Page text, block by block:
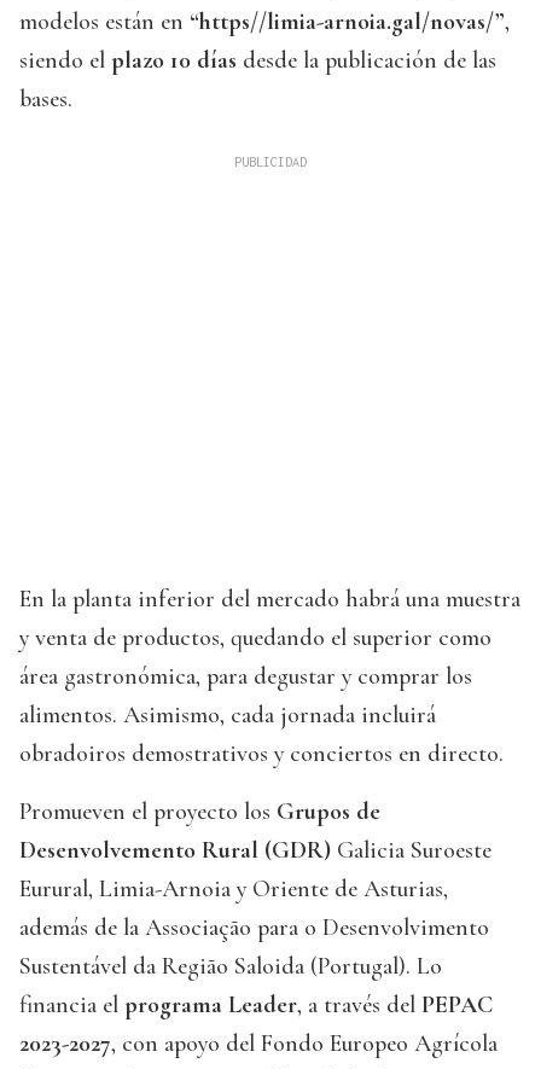
modelos están en “https//limia-arnoia.gal/novas/”,
siendo el plazo 10 días desde la publicación de las
bases.
En la planta inferior del mercado habrá una muestra
y venta de productos, quedando el superior como
área gastronómica, para degustar y comprar los
alimentos. Asimismo, cada jornada incluirá
obradoiros demostrativos y conciertos en directo.
Promueven el proyecto los Grupos de
Desenvolvemento Rural (GDR) Galicia Suroeste
Eurural, Limia-Arnoia y Oriente de Asturias,
además de la Associação para o Desenvolvimento
Sustentável da Região Saloida (Portugal). Lo
financia el programa Leader, a través del PEPAC
2023-2027, con apoyo del Fondo Europeo Agrícola